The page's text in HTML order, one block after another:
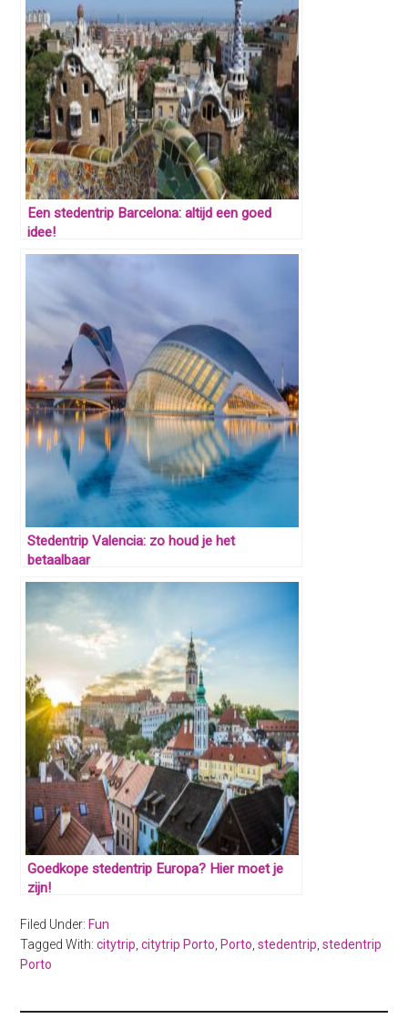
Een stedentrip Barcelona: altijd een goed
idee!
Stedentrip Valencia: zo houd je het
betaalbaar
Goedkope stedentrip Europa? Hier moet je
zijn!
Filed Under:Fun
Tagged With:citytrip ,citytrip Porto ,Porto ,stedentrip ,stedentrip
Porto